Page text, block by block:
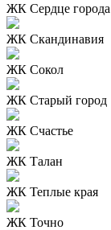
ЖК Сердце города
ЖК Скандинавия
ЖК Сокол
ЖК Старый город
ЖК Счастье
ЖК Талан
ЖК Теплые края
ЖК Точно